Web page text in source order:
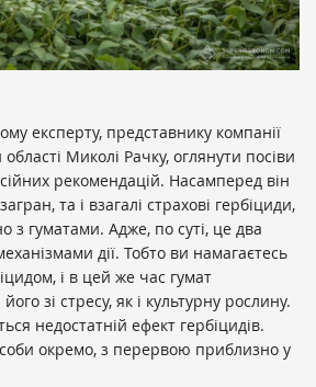
експерту, представнику компанії
Миколі Рачку, оглянути посіви
рекомендацій. Насамперед він
та і взагалі страхові гербіциди,
з гуматами. Адже, по суті, це два
дії. Тобто ви намагаєтесь
і в цей же час гумат
зі стресу, як і культурну рослину.
недостатній ефект гербіцидів.
окремо, з перервою приблизно у